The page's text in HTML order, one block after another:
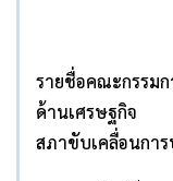
รายชื่อคณะกรรม
ด้านเศรษฐกิจ
สภาขับเคลื่อนกา